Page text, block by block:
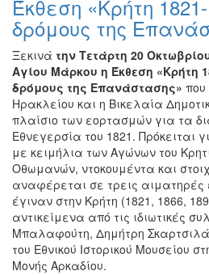
Ζωγραφική
Φωτογραφία
Τραγούδι
Μουσική
Κινηματογράφος
Χορός
Θέατρο
Παζάρι
Ειδών
Συνέδρια
Ημερίδες
-
Έκθεση «Κρήτη
δρόμους της
Ξεκινά την Τετάρτη 20
Αγίου Μάρκου η Έκθεση «Κρήτη
δρόμους της Επανάστασης» που
Ηρακλείου και η Βικελαία
πλαίσιο των εορτασμών για τα
Εθνεγερσία του 1821. Πρόκειται
με κειμήλια των Αγώνων του
Οθωμανών, ντοκουμέντα και
αναφέρεται σε τρεις
έγιναν στην Κρήτη (1821, 1866,
αντικείμενα από τις ιδιωτικές
Μπαλαφούτη, Δημήτρη
του Εθνικού Ιστορικού Μουσείου
Μονής Αρκαδίου.